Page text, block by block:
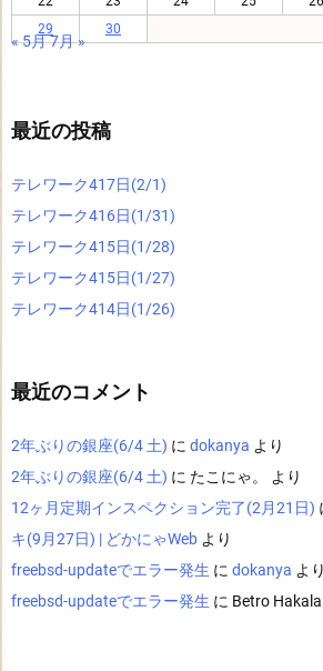
29
30
« 5月7月 »
最近の投稿
テレワーク417日(2/1)
テレワーク416日(1/31)
テレワーク415日(1/28)
テレワーク415日(1/27)
テレワーク414日(1/26)
最近のコメント
2年ぶりの銀座(6/4 土) に dokanya より
2年ぶりの銀座(6/4 土) に たこにゃ。
より
12ヶ月定期インスペクション完了(2月21日)
キ(9月27日) | どかにゃWeb より
freebsd-updateでエラー発生 に dokanya より
freebsd-updateでエラー発生 に Betro Hakala